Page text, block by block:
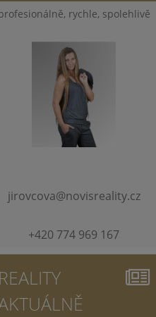
rychle, spolehlivě
jirovcova@novisreality.cz
+420 774 969 167
REALITY